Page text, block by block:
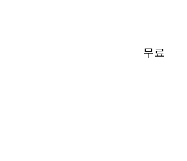
무료